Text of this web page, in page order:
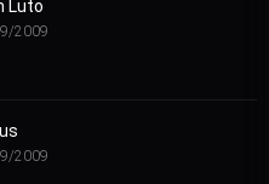
Luto
2009
2009